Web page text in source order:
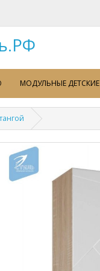
МОДУЛЬНЫЕ ДЕТСКИЕ